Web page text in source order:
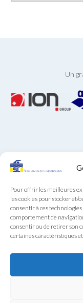
Pour offrir les meilleures
les cookies pour stocker et/
consentir à ces
comportement de
consentir ou de retirer son
certaines caractéristiques
Un
ARCHIVES
Swimming Luxembourg